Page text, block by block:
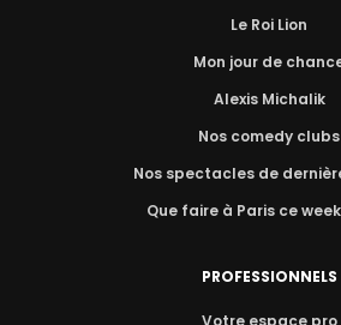
Le Roi Lion
Mon jour de
Alexis Michalik
Nos comedy clubs
Nos spectacles de
Que faire à Paris ce
PROFESSIONNELS